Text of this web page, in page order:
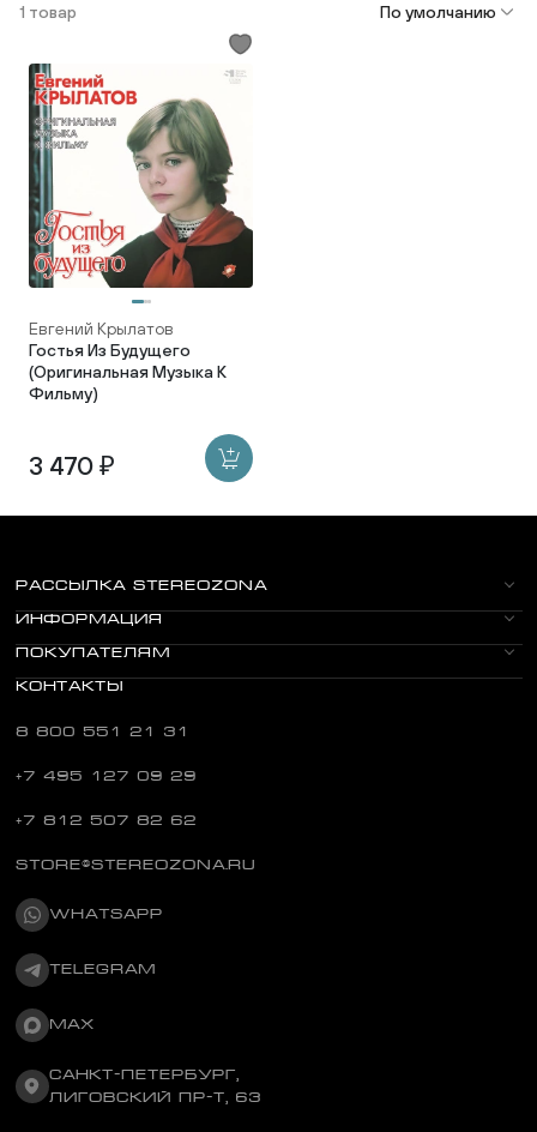
1 товар По умолчанию
Евгений Крылатов
Гостья Из Будущего
(Оригинальная Музыка К
Фильму)
3 470 ₽
РАССЫЛКА STEREOZONA
ИНФОРМАЦИЯ
ПОКУПАТЕЛЯМ
КОНТАКТЫ
8 800 551 21 31
+7 495 127 09 29
+7 812 507 82 62
STORE@STEREOZONA.RU
WHATSAPP
TELEGRAM
MAX
САНКТ-ПЕТЕРБУРГ,
ЛИГОВСКИЙ ПР-Т, 63